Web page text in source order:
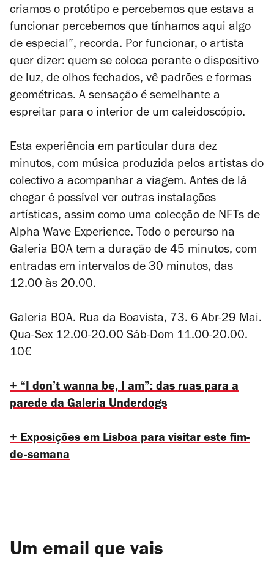
criamos o protótipo e percebemos que estava a
funcionar percebemos que tínhamos aqui algo
de especial”, recorda. Por funcionar, o artista
quer dizer: quem se coloca perante o dispositivo
de luz, de olhos fechados, vê padrões e formas
geométricas. A sensação é semelhante a
espreitar para o interior de um caleidoscópio.
Esta experiência em particular dura dez
minutos, com música produzida pelos artistas do
colectivo a acompanhar a viagem. Antes de lá
chegar é possível ver outras instalações
artísticas, assim como uma colecção de NFTs de
Alpha Wave Experience. Todo o percurso na
Galeria BOA tem a duração de 45 minutos, com
entradas em intervalos de 30 minutos, das
12.00 às 20.00.
Galeria BOA. Rua da Boavista, 73. 6 Abr-29 Mai.
Qua-Sex 12.00-20.00 Sáb-Dom 11.00-20.00.
10€
+ “I don’t wanna be, I am”: das ruas para a
parede da Galeria Underdogs
+ Exposições em Lisboa para visitar este fim-
de-semana
Um email que vais